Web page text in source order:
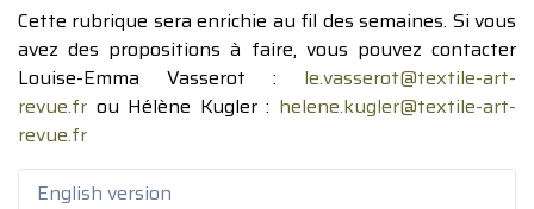
Cette rubrique sera enrichie au fil des semaines. Si vous
avez des propositions à faire, vous pouvez contacter
Louise-Emma Vasserot : le.vasserot@textile-art-
revue.fr ou Hélène Kugler : helene.kugler@textile-art-
revue.fr
English version